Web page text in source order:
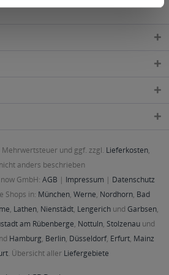
und ggf. zzgl. Lieferkosten,
anders beschrieben
GmbH: AGB | Impressum | Datenschutz
Shops in: München, Werne, Nordhorn, Bad
, Lathen, Nienstädt, Lengerichund Garbsen,
am Rübenberge, Nottuln, Stolzenau und
Hamburg, Berlin, Düsseldorf, Erfurt, Mainz
. Übersicht aller Liefergebiete